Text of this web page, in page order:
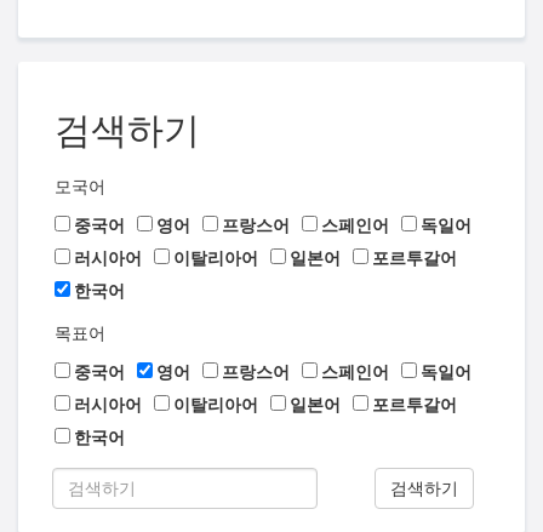
검색하기
모국어
중국어
영어 프랑스어 스페인어
독일어
러시아어
이탈리아어 일본어
포르투갈어
한국어
목표어
중국어
영어 프랑스어 스페인어
독일어
러시아어
이탈리아어 일본어
포르투갈어
한국어
검색하기